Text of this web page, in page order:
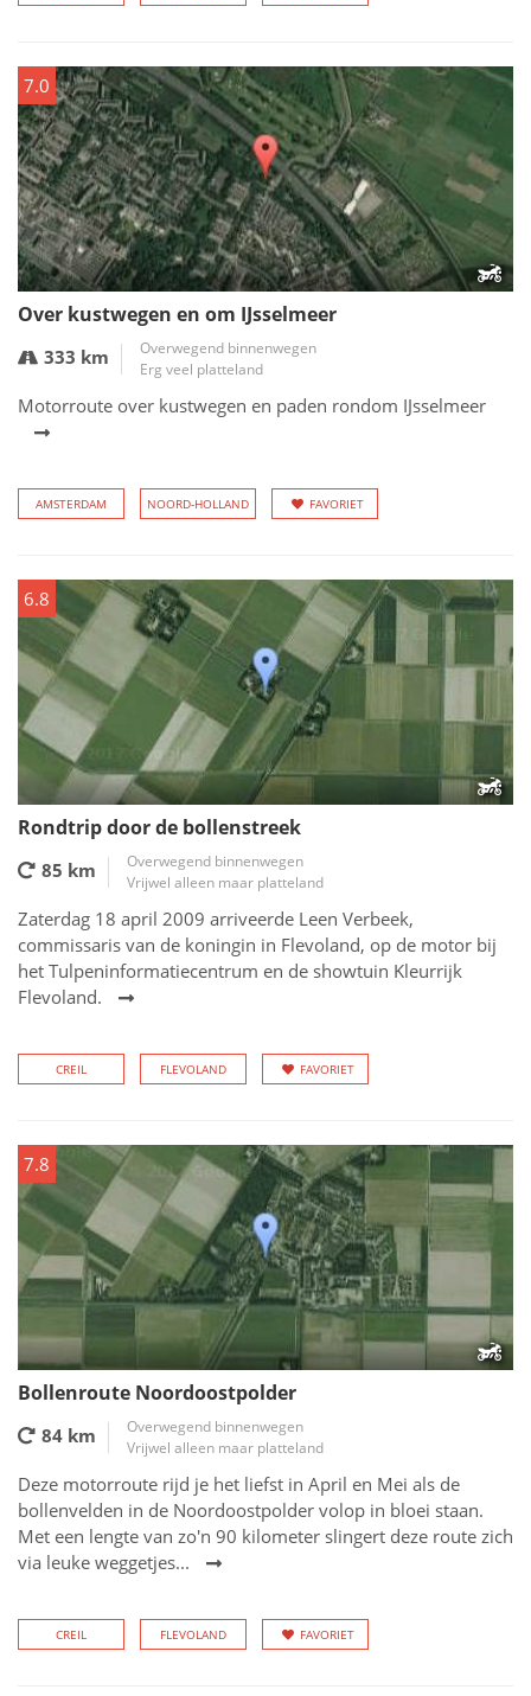
7.0
Over kustwegen en om IJsselmeer
333 km
Overwegend binnenwegen
Erg veel platteland
Motorroute over kustwegen en paden rondom IJsselmeer
AMSTERDAM NOORD-HOLLAND FAVORIET
6.8
Rondtrip door de bollenstreek
85 km
Overwegend binnenwegen
Vrijwel alleen maar platteland
Zaterdag 18 april 2009 arriveerde Leen Verbeek,
commissaris van de koningin in Flevoland, op de motor bij
het Tulpeninformatiecentrum en de showtuin Kleurrijk
Flevoland.
CREIL FLEVOLAND FAVORIET
7.8
Bollenroute Noordoostpolder
84 km
Overwegend binnenwegen
Vrijwel alleen maar platteland
Deze motorroute rijd je het liefst in April en Mei als de
bollenvelden in de Noordoostpolder volop in bloei staan.
Met een lengte van zo'n 90 kilometer slingert deze route zich
via leuke weggetjes...
CREIL FLEVOLAND FAVORIET